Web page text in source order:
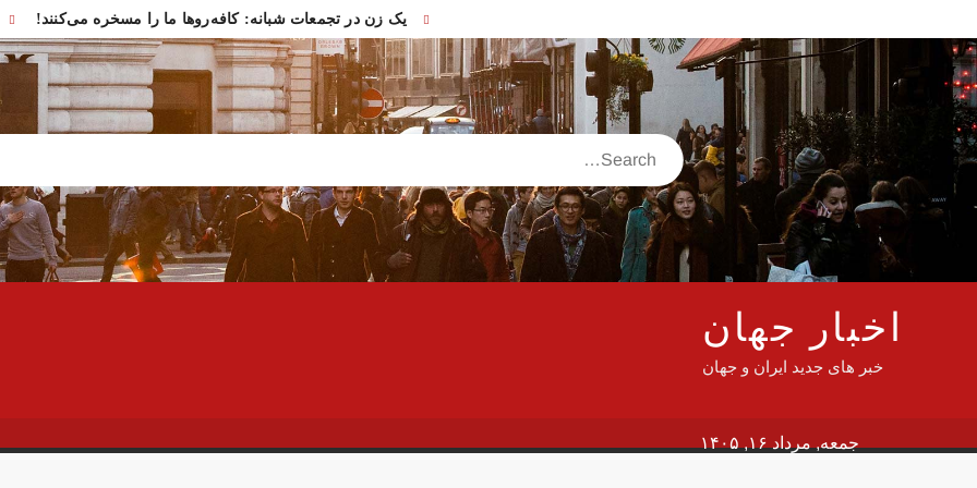
to
content
یک زن در تجمعات شبانه: کافه‌روها ما را مسخره می‌کنند!
اولین تصاویر از مراسم تشییع
واکنش فوری به خبر سقوط یک
افزایش استفاده از مسیر عمان
اختلال بانک‌های کشور برطرف شد
خبرنگار الجزیره: آغاز استفاده
تصاویر تصادف زنجیره‌ای ۱۲ خودرو در
اولین جلسه امنیتی ایران و
سفره عقدی که با پهپاد در میدان
آیت‌الله دژکام: قرآن و عترت کلید هویت و حل مشکلات
Search
اخبار جهان
خبر های جدید ایران و جهان
جمعه, مرداد ۱۶, ۱۴۰۵